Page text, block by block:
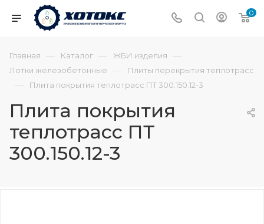
0
Главная — Каталог — ЖБИ изделия —
Лотки железобетонные — Плиты перекрытия теплотрасс
— Плита покрытия теплотрасс ПТ 300.150.12-3
Плита покрытия
теплотрасс ПТ
300.150.12-3